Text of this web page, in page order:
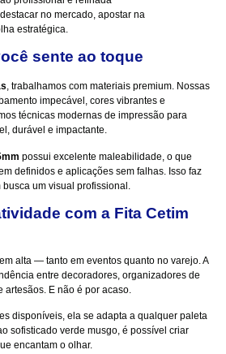
no mercado, apostar na
estratégica.
sente ao toque
, trabalhamos com materiais premium. Nossas
impecável, cores vibrantes e
técnicas modernas de impressão para
durável e impactante.
possui excelente maleabilidade, o que
definidos e aplicações sem falhas. Isso faz
um visual profissional.
com a Fita Cetim
alta — tanto em eventos quanto no varejo. A
entre decoradores, organizadores de
artesãos. E não é por acaso.
disponíveis, ela se adapta a qualquer paleta
sofisticado verde musgo, é possível criar
encantam o olhar.